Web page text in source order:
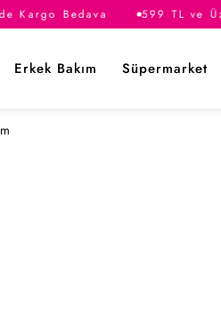
Kargo Bedava 599 TL ve
Erkek Bakım Süpermarket